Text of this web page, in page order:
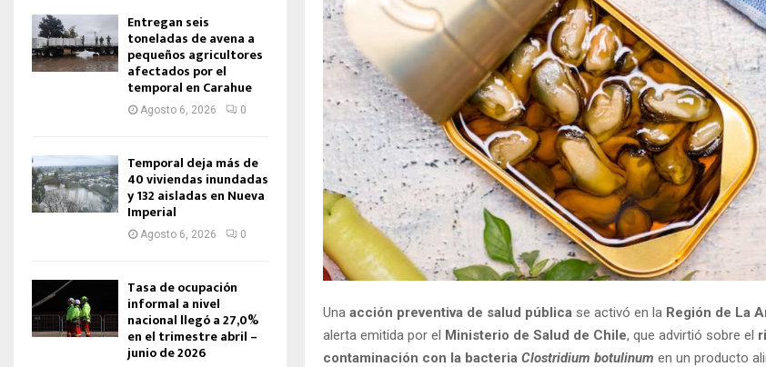
Una acción preventiva de salud pública se activó en la Región de La
alerta emitida por el Ministerio de Salud de Chile, que advirtió sobre el
contaminación con la bacteria Clostridium botulinum en un producto
Entregan seis
toneladas de avena a
pequeños agricultores
afectados por el
temporal en Carahue
Agosto 6, 2026 0
Temporal deja más de
40 viviendas inundadas
y 132 aisladas en Nueva
Imperial
Agosto 6, 2026 0
Tasa de ocupación
informal a nivel
nacional llegó a 27,0%
en el trimestre abril –
junio de 2026